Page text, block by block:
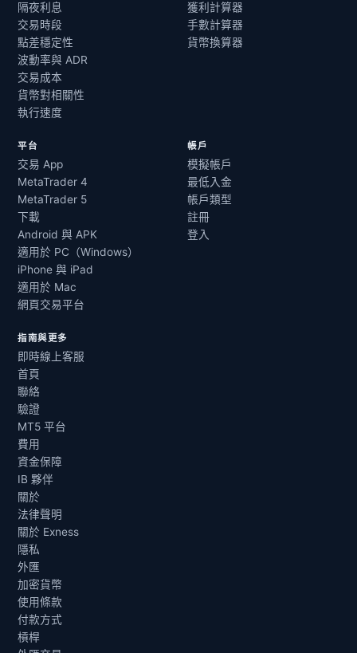
隔夜利息
交易時段
點差穩定性
波動率與 ADR
交易成本
貨幣對相關性
執行速度
獲利計算器
手數計算器
貨幣換算器
平台
交易 App
MetaTrader 4
MetaTrader 5
下載
Android 與 APK
適用於 PC（Windows）
iPhone 與 iPad
適用於 Mac
網頁交易平台
帳戶
模擬帳戶
最低入金
帳戶類型
註冊
登入
指南與更多
即時線上客服
首頁
聯絡
驗證
MT5 平台
費用
資金保障
IB 夥伴
關於
法律聲明
關於 Exness
隱私
外匯
加密貨幣
使用條款
付款方式
槓桿